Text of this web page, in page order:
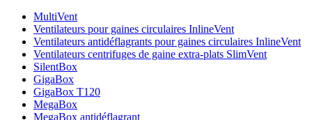
MultiVent
Ventilateurs pour gaines circulaires InlineVent
Ventilateurs antidéflagrants pour gaines circulaires InlineVent
Ventilateurs centrifuges de gaine extra-plats SlimVent
SilentBox
GigaBox
GigaBox T120
MegaBox
MegaBox antidéflagrant